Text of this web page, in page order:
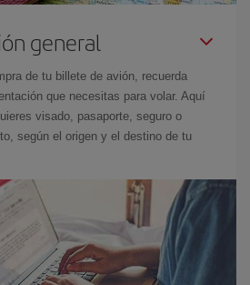
general
de tu billete de avión, recuerda
que necesitas para volar. Aquí
visado, pasaporte, seguro o
según el origen y el destino de tu